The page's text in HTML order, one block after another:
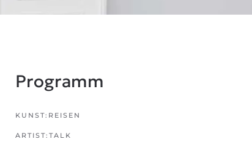
Programm
KUNST:REISEN
ARTIST:TALK